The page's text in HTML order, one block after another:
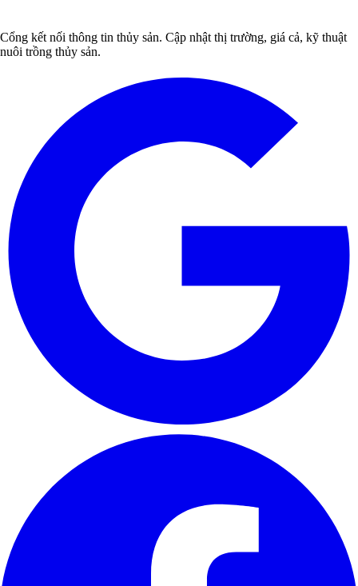
Cổng kết nối thông tin thủy sản. Cập nhật thị trường, giá cả, kỹ thuật
nuôi trồng thủy sản.